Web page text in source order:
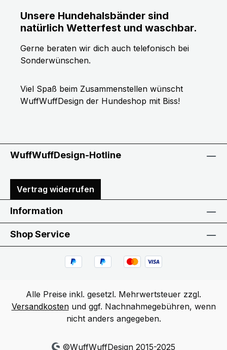
Unsere Hundehalsbänder sind
natürlich Wetterfest und waschbar.
Gerne beraten wir dich auch telefonisch bei
Sonderwünschen.
Viel Spaß beim Zusammenstellen wünscht
WuffWuffDesign der Hundeshop mit Biss!
WuffWuffDesign-Hotline
Vertrag widerrufen
Information
Shop Service
Alle Preise inkl. gesetzl. Mehrwertsteuer zzgl.
Versandkostenund ggf. Nachnahmegebühren, wenn
nicht anders angegeben.
©WuffWuffDesign 2015-2025